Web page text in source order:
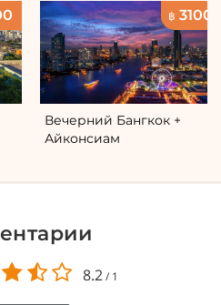
฿ 3100
Вечерний Бангкок +
Айконсиам
8.2/ 1